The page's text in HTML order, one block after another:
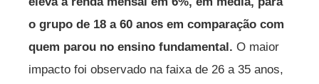
o grupo de 18 a 60 anos em comparação com
quem parou no ensino fundamental. O maior
impacto foi observado na faixa de 26 a 35 anos,